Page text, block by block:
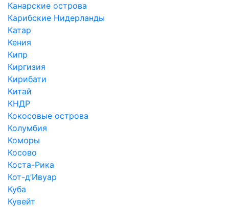
Канарские острова
Карибские Нидерланды
Катар
Кения
Кипр
Киргизия
Кирибати
Китай
КНДР
Кокосовые острова
Колумбия
Коморы
Косово
Коста-Рика
Кот-д’Ивуар
Куба
Кувейт